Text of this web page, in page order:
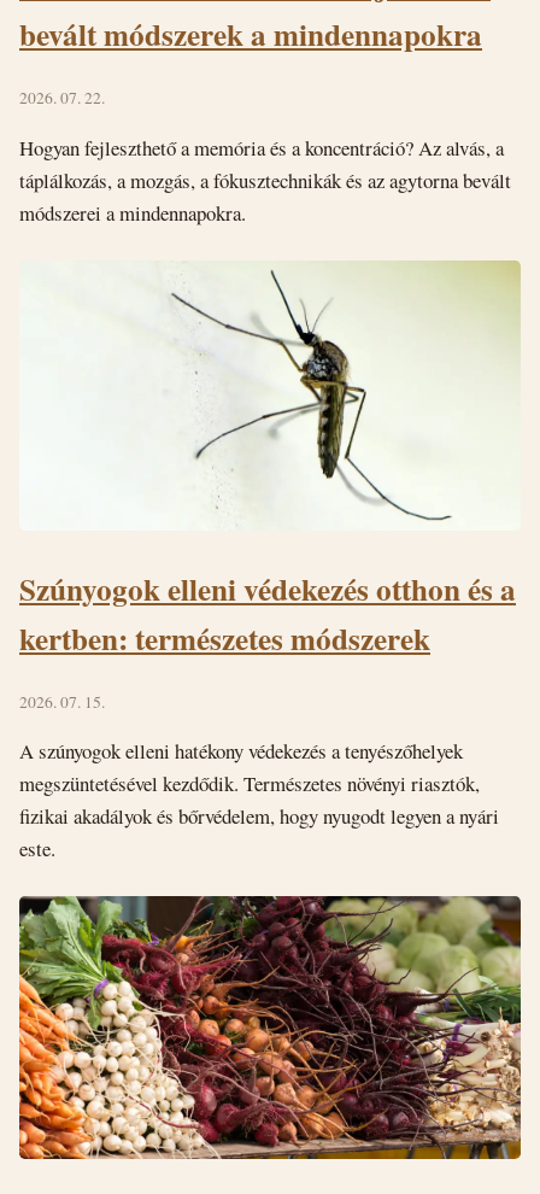
bevált módszerek a mindennapokra
2026. 07. 22.
Hogyan fejleszthető a memória és a koncentráció? Az alvás, a
táplálkozás, a mozgás, a fókusztechnikák és az agytorna bevált
módszerei a mindennapokra.
Szúnyogok elleni védekezés otthon és a
kertben: természetes módszerek
2026. 07. 15.
A szúnyogok elleni hatékony védekezés a tenyészőhelyek
megszüntetésével kezdődik. Természetes növényi riasztók,
fizikai akadályok és bőrvédelem, hogy nyugodt legyen a nyári
este.